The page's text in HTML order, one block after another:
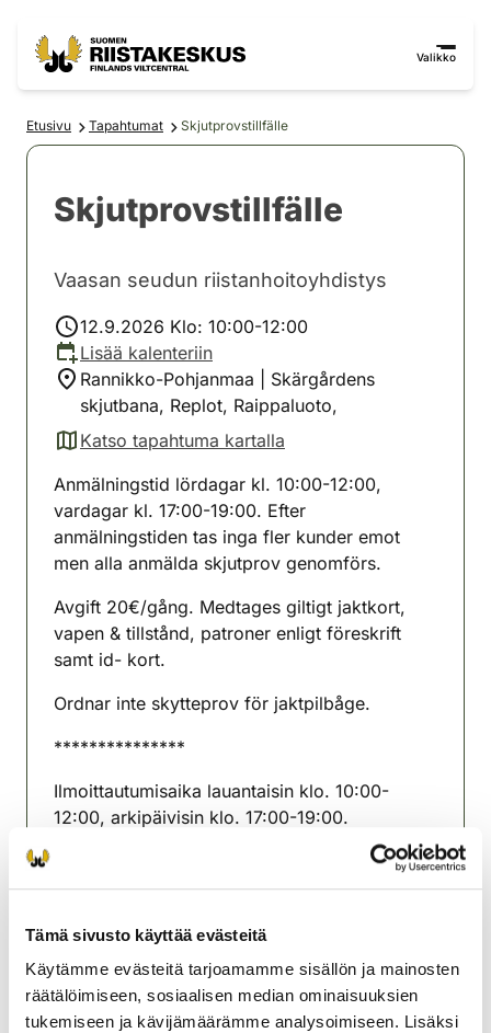
Tämä sivusto käyttää evästeitä
Käytämme evästeitä tarjoamamme sisällön ja mainosten
räätälöimiseen, sosiaalisen median ominaisuuksien
tukemiseen ja kävijämäärämme analysoimiseen. Lisäksi
Valikko
Etusivu Tapahtumat Skjutprovstillfälle
Skjutprovstillfälle
Vaasan seudun riistanhoitoyhdistys
12.9.2026 Klo: 10:00-12:00
Lisää kalenteriin
Rannikko-Pohjanmaa | Skärgårdens
skjutbana, Replot, Raippaluoto,
Katso tapahtuma kartalla
(avautuu uuteen välilehteen)
Anmälningstid lördagar kl. 10:00-12:00,
vardagar kl. 17:00-19:00. Efter
anmälningstiden tas inga fler kunder emot
men alla anmälda skjutprov genomförs.
Avgift 20€/gång. Medtages giltigt jaktkort,
vapen & tillstånd, patroner enligt föreskrift
samt id- kort.
Ordnar inte skytteprov för jaktpilbåge.
***************
Ilmoittautumisaika lauantaisin klo. 10:00-
12:00, arkipäivisin klo. 17:00-19:00.
Ilmoittautumisajan jälkeen lisää asiakkaita ei
oteta vastaan mutta kaikki ilmoittautuneet
saavat ampua.
Suoritusmaksu 20 €/kerta. Mukana oltava
voimassa oleva metsästyskortti, ase &
aseenkantolupa, asetuksen mukaiset
patruunat ja henkilökortti.